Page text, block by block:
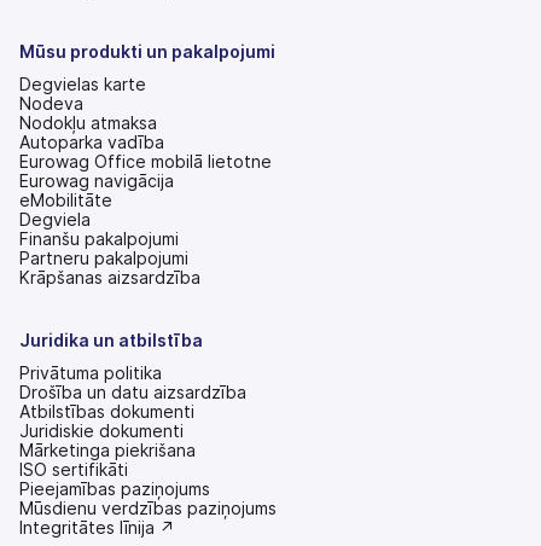
Mūsu produkti un pakalpojumi
Degvielas karte
Nodeva
Nodokļu atmaksa
Autoparka vadība
Eurowag Office mobilā lietotne
Eurowag navigācija
eMobilitāte
Degviela
Finanšu pakalpojumi
Partneru pakalpojumi
Krāpšanas aizsardzība
Juridika un atbilstība
Privātuma politika
Drošība un datu aizsardzība
Atbilstības dokumenti
Juridiskie dokumenti
Mārketinga piekrišana
ISO sertifikāti
Pieejamības paziņojums
(tiek
atvērts
Mūsdienu verdzības paziņojums
(tiek
Integritātes līnija ↗